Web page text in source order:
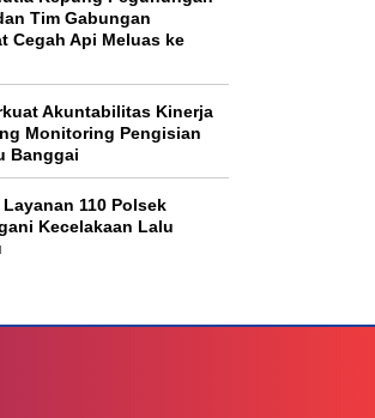
Tim Gabungan
Cegah Api Meluas ke
Akuntabilitas Kinerja
Monitoring Pengisian
Banggai
110 Polsek
Kecelakaan Lalu